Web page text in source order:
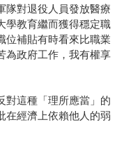
隊對退役人員發放醫療
學教育繼而獲得穩定職
位補貼有時看來比職業
為政府工作，我有權享
對這種「理所應當」的
在經濟上依賴他人的弱